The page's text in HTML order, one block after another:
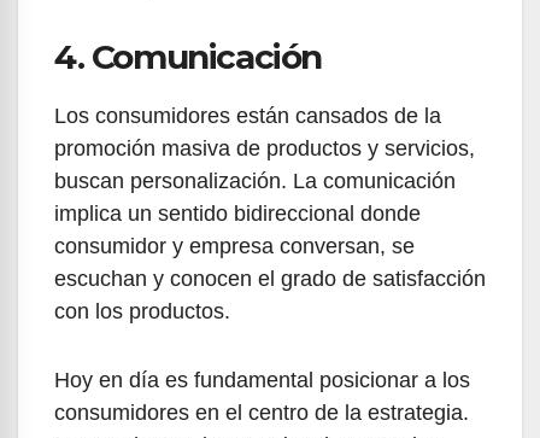
4. Comunicación
Los consumidores están cansados de la
promoción masiva de productos y servicios,
buscan personalización. La comunicación
implica un sentido bidireccional donde
consumidor y empresa conversan, se
escuchan y conocen el grado de satisfacción
con los productos.
Hoy en día es fundamental posicionar a los
consumidores en el centro de la estrategia.